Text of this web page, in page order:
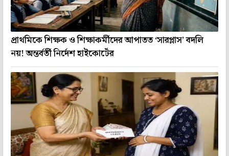
প্রাথমিকে শিক্ষক ও শিক্ষাকর্মীদের আপাতত ‘সারপ্লাস’ বদলি
নয়! অন্তর্বর্তী নির্দেশ হাইকোর্টের